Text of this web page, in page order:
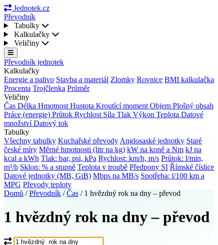
Jednotek.cz
Převodník
Tabulky
Kalkulačky
Veličiny
Převodník jednotek
Kalkulačky
Energie a palivo Stavba a materiál Zlomky Rovnice BMI kalkulačka
Procenta Trojčlenka Průměr
Veličiny
Čas Délka Hmotnost Hustota Kroutící moment Objem Plošný obsah
Práce (energie) Průtok Rychlost Síla Tlak Výkon Teplota Datové
množstvíDatový tok
Tabulky
Všechny tabulky Kuchařské převody Anglosaské jednotky Staré
české míry Měrné hmotnosti (litr na kg) kW na koně a Nm kJ na
kcal a kWh Tlak: bar, psi, kPa Rychlost: km/h, m/s Průtok: l/min,
m³/h Sklon: % a stupně Teplota v troubě Předpony SI Římské číslice
Datové jednotky (MB, GiB) Mbps na MB/s Spotřeba: l/100 km a
MPG Převody teploty
Domů / Převodník / Čas / 1 hvězdný rok na dny – převod
1 hvězdný rok na dny – převod
Co chcete převést?